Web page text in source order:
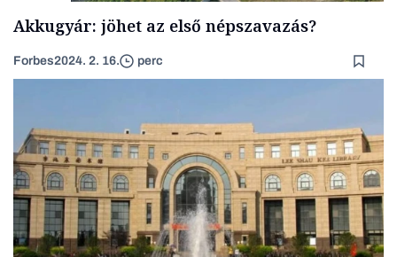
Akkugyár: jöhet az első népszavazás?
Forbes2024. 2. 16. perc